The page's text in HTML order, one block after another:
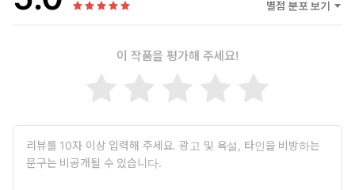
별점 분포 보기
이 작품을 평가해 주세요!